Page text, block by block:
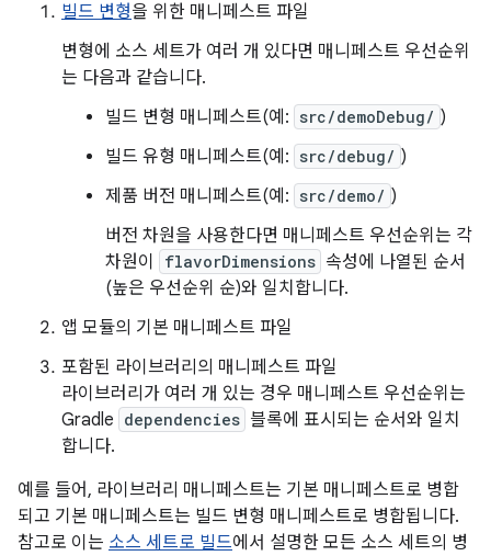
빌드 변형을 위한 매니페스트 파일
변형에 소스 세트가 여러 개 있다면 매니페스트 우선순위
는 다음과 같습니다.
빌드 변형 매니페스트(예: src/demoDebug/ )
빌드 유형 매니페스트(예: src/debug/ )
제품 버전 매니페스트(예: src/demo/ )
버전 차원을 사용한다면 매니페스트 우선순위는 각
차원이
flavorDimensions 속성에 나열된 순서
(높은 우선순위 순)와 일치합니다.
앱 모듈의 기본 매니페스트 파일
포함된 라이브러리의 매니페스트 파일
라이브러리가 여러 개 있는 경우 매니페스트 우선순위는
Gradle dependencies 블록에 표시되는 순서와 일치
합니다.
예를 들어, 라이브러리 매니페스트는 기본 매니페스트로 병합
되고 기본 매니페스트는 빌드 변형 매니페스트로 병합됩니다.
참고로 이는 소스 세트로 빌드에서 설명한 모든 소스 세트의 병